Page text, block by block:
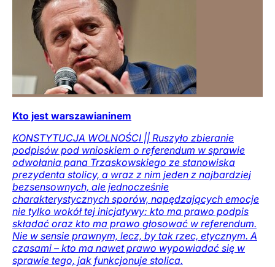
Kto jest warszawianinem
KONSTYTUCJA WOLNOŚCI || Ruszyło zbieranie
podpisów pod wnioskiem o referendum w sprawie
odwołania pana Trzaskowskiego ze stanowiska
prezydenta stolicy, a wraz z nim jeden z najbardziej
bezsensownych, ale jednocześnie
charakterystycznych sporów, napędzających emocje
nie tylko wokół tej inicjatywy: kto ma prawo podpis
składać oraz kto ma prawo głosować w referendum.
Nie w sensie prawnym, lecz, by tak rzec, etycznym. A
czasami – kto ma nawet prawo wypowiadać się w
sprawie tego, jak funkcjonuje stolica.